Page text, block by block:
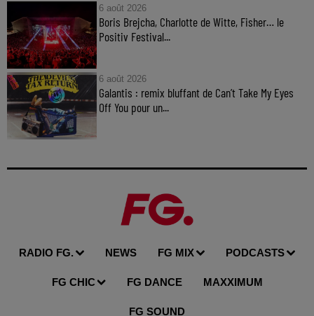
6 août 2026
Boris Brejcha, Charlotte de Witte, Fisher… le
Positiv Festival...
6 août 2026
Galantis : remix bluffant de Can’t Take My Eyes
Off You pour un...
RADIO FG. NEWS FG MIX PODCASTS
FG CHIC FG DANCE MAXXIMUM
FG SOUND